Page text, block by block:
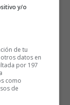
y/o
de tu
datos en
por 197
como
de